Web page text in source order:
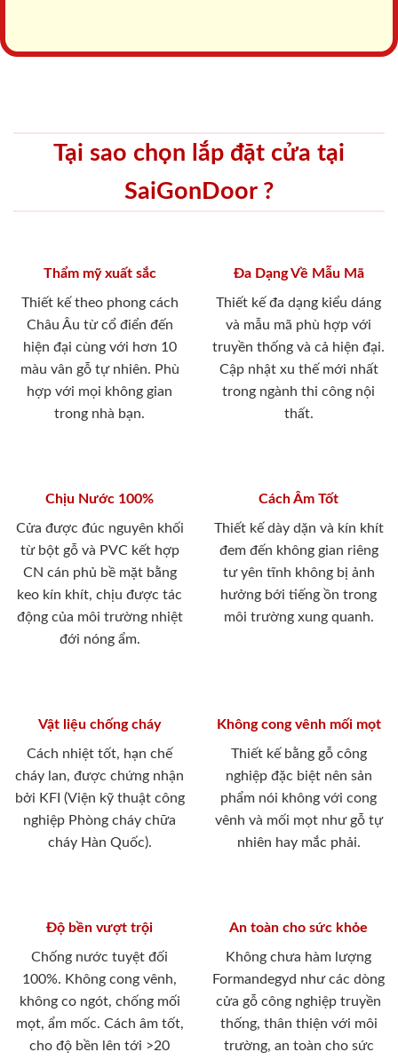
Tại sao chọn lắp đặt cửa tại
SaiGonDoor ?
Thẩm mỹ xuất sắc
Thiết kế theo phong cách
Châu Âu từ cổ điển đến
hiện đại cùng với hơn 10
màu vân gỗ tự nhiên. Phù
hợp với mọi không gian
trong nhà bạn.
Đa Dạng Về Mẫu Mã
Thiết kế đa dạng kiểu dáng
và mẫu mã phù hợp với
truyền thống và cả hiện đại.
Cập nhật xu thế mới nhất
trong ngành thi công nội
thất.
Chịu Nước 100%
Cửa được đúc nguyên khối
từ bột gỗ và PVC kết hợp
CN cán phủ bề mặt bằng
keo kín khít, chịu được tác
động của môi trường nhiệt
đới nóng ẩm.
Cách Âm Tốt
Thiết kế dày dặn và kín khít
đem đến không gian riêng
tư yên tĩnh không bị ảnh
hưởng bới tiếng ồn trong
môi trường xung quanh.
Vật liệu chống cháy
Cách nhiệt tốt, hạn chế
cháy lan, được chứng nhận
bởi KFI (Viện kỹ thuật công
nghiệp Phòng cháy chữa
cháy Hàn Quốc).
Không cong vênh mối mọt
Thiết kế bằng gỗ công
nghiệp đặc biệt nên sản
phẩm nói không với cong
vênh và mối mọt như gỗ tự
nhiên hay mắc phải.
Độ bền vượt trội
Chống nước tuyệt đối
100%. Không cong vênh,
không co ngót, chống mối
mọt, ẩm mốc. Cách âm tốt,
cho độ bền lên tới >20
An toàn cho sức khỏe
Không chưa hàm lượng
Formandegyd như các dòng
cửa gỗ công nghiệp truyền
thống, thân thiện với môi
trường, an toàn cho sức